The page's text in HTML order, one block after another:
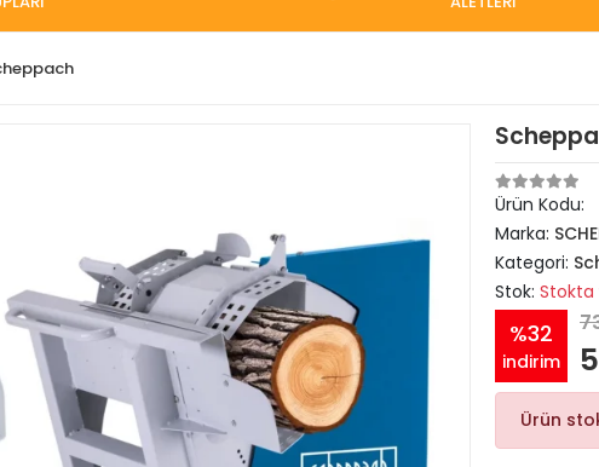
Ürün Kodu:
Marka:
Kategori:
Stok: Stokta
%32
indirim
Ürün